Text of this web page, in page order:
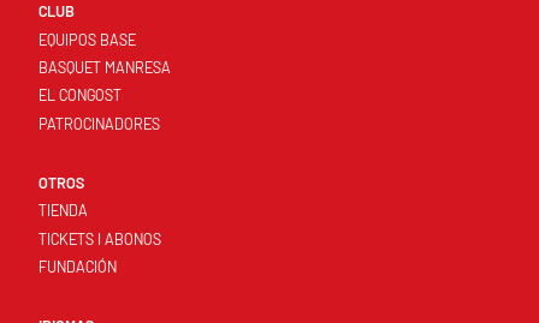
CLUB
EQUIPOS BASE
BASQUET MANRESA
EL CONGOST
PATROCINADORES
OTROS
TIENDA
TICKETS I ABONOS
FUNDACIÓN